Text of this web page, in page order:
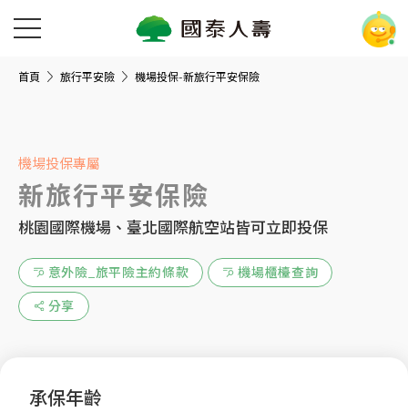
首頁 旅行平安險 機場投保-新旅行平安保險
機場投保專屬
新旅行平安保險
桃園國際機場、臺北國際航空站皆可立即投保
意外險_旅平險主約條款 機場櫃檯查詢
分享
承保年齡